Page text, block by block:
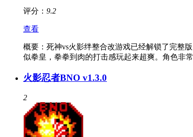
评分： 9.2
查看
概要： 死神vs火影绊整合改游戏已经解锁了完整
似拳皇，拳拳到肉的打击感玩起来超爽。角色非
火影忍者BNO v1.3.0
2